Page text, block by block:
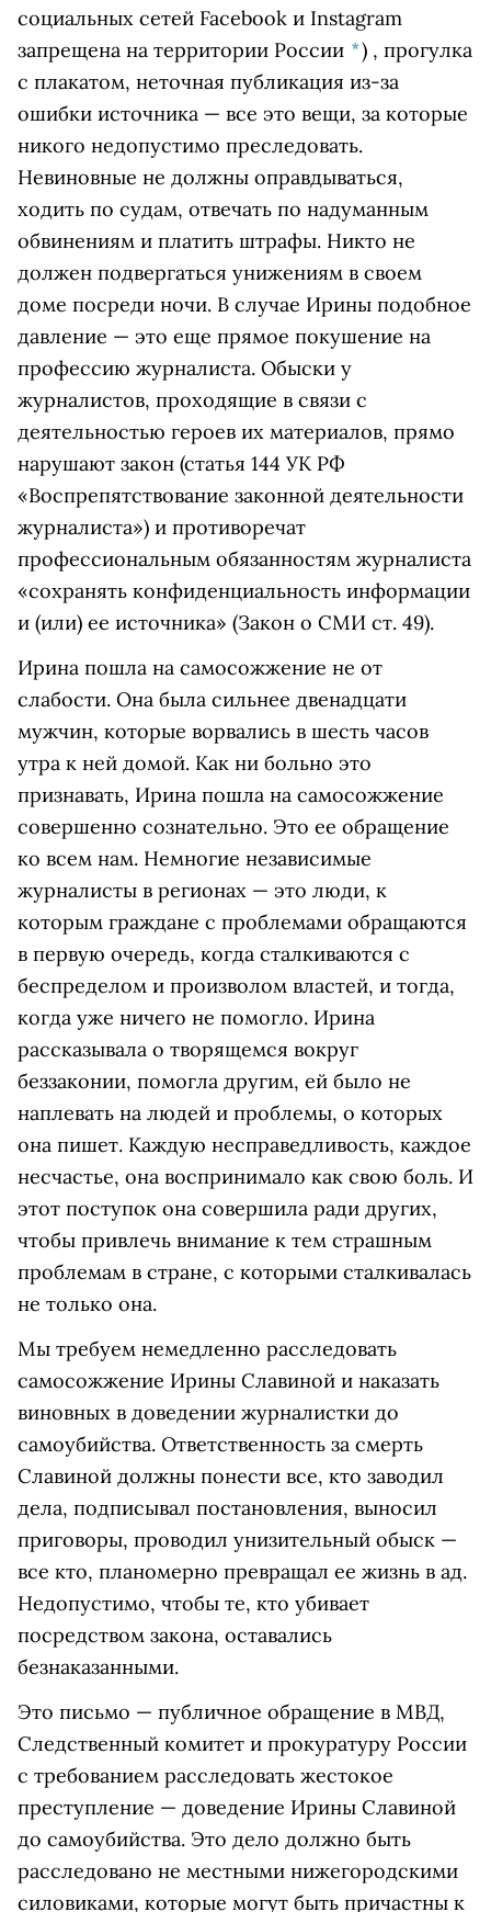
социальных сетей Facebook и Instagram
запрещена на территории России *) , прогулка
с плакатом, неточная публикация из-за
ошибки источника — все это вещи, за которые
никого недопустимо преследовать.
Невиновные не должны оправдываться,
ходить по судам, отвечать по надуманным
обвинениям и платить штрафы. Никто не
должен подвергаться унижениям в своем
доме посреди ночи. В случае Ирины подобное
давление — это еще прямое покушение на
профессию журналиста. Обыски у
журналистов, проходящие в связи с
деятельностью героев их материалов, прямо
нарушают закон (статья 144 УК РФ
«Воспрепятствование законной деятельности
журналиста») и противоречат
профессиональным обязанностям журналиста
«сохранять конфиденциальность информации
и (или) ее источника» (Закон о СМИ ст. 49).
Ирина пошла на самосожжение не от
слабости. Она была сильнее двенадцати
мужчин, которые ворвались в шесть часов
утра к ней домой. Как ни больно это
признавать, Ирина пошла на самосожжение
совершенно сознательно. Это ее обращение
ко всем нам. Немногие независимые
журналисты в регионах — это люди, к
которым граждане с проблемами обращаются
в первую очередь, когда сталкиваются с
беспределом и произволом властей, и тогда,
когда уже ничего не помогло. Ирина
рассказывала о творящемся вокруг
беззаконии, помогла другим, ей было не
наплевать на людей и проблемы, о которых
она пишет. Каждую несправедливость, каждое
несчастье, она воспринимало как свою боль. И
этот поступок она совершила ради других,
чтобы привлечь внимание к тем страшным
проблемам в стране, с которыми сталкивалась
не только она.
Мы требуем немедленно расследовать
самосожжение Ирины Славиной и наказать
виновных в доведении журналистки до
самоубийства. Ответственность за смерть
Славиной должны понести все, кто заводил
дела, подписывал постановления, выносил
приговоры, проводил унизительный обыск —
все кто, планомерно превращал ее жизнь в ад.
Недопустимо, чтобы те, кто убивает
посредством закона, оставались
безнаказанными.
Это письмо — публичное обращение в МВД,
Следственный комитет и прокуратуру России
с требованием расследовать жестокое
преступление — доведение Ирины Славиной
до самоубийства. Это дело должно быть
расследовано не местными нижегородскими
силовиками, которые могут быть причастны к